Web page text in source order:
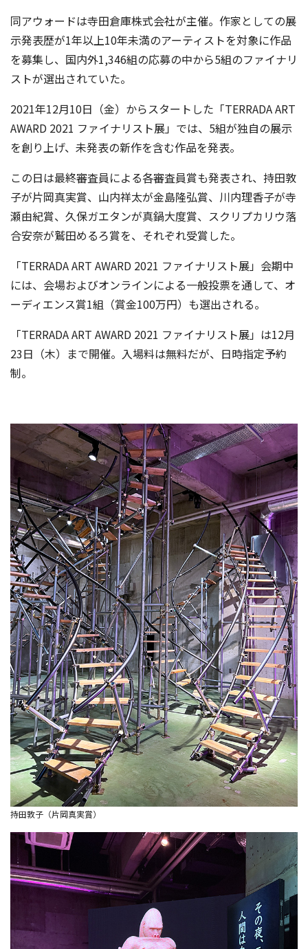
同アウォードは寺田倉庫株式会社が主催。作家としての展
示発表歴が1年以上10年未満のアーティストを対象に作品
を募集し、国内外1,346組の応募の中から5組のファイナリ
ストが選出されていた。
2021年12月10日（金）からスタートした「TERRADA ART
AWARD 2021 ファイナリスト展」では、5組が独自の展示
を創り上げ、未発表の新作を含む作品を発表。
この日は最終審査員による各審査員賞も発表され、持田敦
子が片岡真実賞、山内祥太が金島隆弘賞、川内理香子が寺
瀬由紀賞、久保ガエタンが真鍋大度賞、スクリプカリウ落
合安奈が鷲田めるろ賞を、それぞれ受賞した。
「TERRADA ART AWARD 2021 ファイナリスト展」会期中
には、会場およびオンラインによる一般投票を通して、オ
ーディエンス賞1組（賞金100万円）も選出される。
「TERRADA ART AWARD 2021 ファイナリスト展」は12月
23日（木）まで開催。入場料は無料だが、日時指定予約
制。
持田敦子（片岡真実賞）